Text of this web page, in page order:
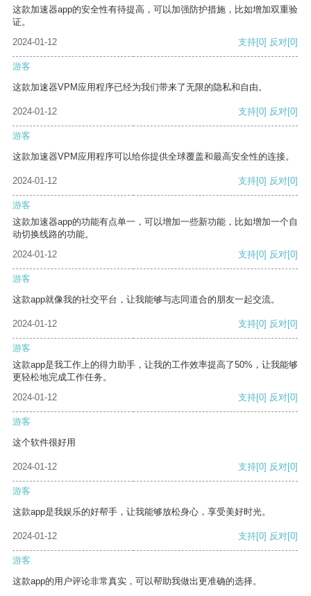
这款加速器app的安全性有待提高，可以加强防护措施，比如增加双重验
证。
2024-01-12
支持[0] 反对[0]
游客
这款加速器VPM应用程序已经为我们带来了无限的隐私和自由。
2024-01-12 支持[0] 反对[0]
游客
这款加速器VPM应用程序可以给你提供全球覆盖和最高安全性的连接。
2024-01-12 支持[0] 反对[0]
游客
这款加速器app的功能有点单一，可以增加一些新功能，比如增加一个自
动切换线路的功能。
2024-01-12
支持[0] 反对[0]
游客
这款app就像我的社交平台，让我能够与志同道合的朋友一起交流。
2024-01-12 支持[0] 反对[0]
游客
这款app是我工作上的得力助手，让我的工作效率提高了50%，让我能够
更轻松地完成工作任务。
2024-01-12
支持[0] 反对[0]
游客
这个软件很好用
2024-01-12 支持[0] 反对[0]
游客
这款app是我娱乐的好帮手，让我能够放松身心，享受美好时光。
2024-01-12 支持[0] 反对[0]
游客
这款app的用户评论非常真实，可以帮助我做出更准确的选择。